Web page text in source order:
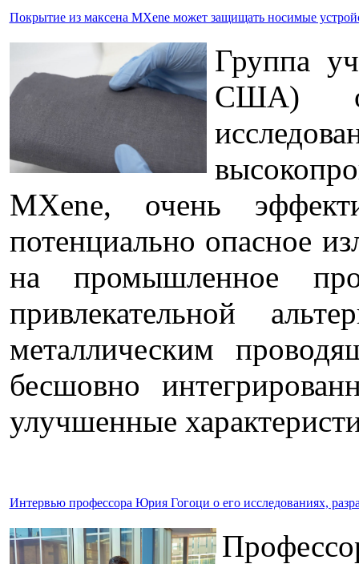
Покрытие из максена MXene может защищать носимые
Группа
США)
MXene, очень
потенциально опасное
на промышленное
привлекательной
металлическим
бесшовно
улучшенные
Интервью профессора Юрия Гогоци о его исследованиях,